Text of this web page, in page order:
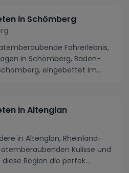
in Schömberg
Fahrerlebnis,
in Schömberg, Baden-
eingebettet im
in Altenglan
in Altenglan, Rheinland-
Kulisse und
Region die perfek...